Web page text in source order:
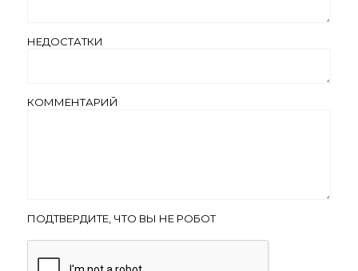
НЕДОСТАТКИ
КОММЕНТАРИЙ
ПОДТВЕРДИТЕ, ЧТО ВЫ НЕ РОБОТ